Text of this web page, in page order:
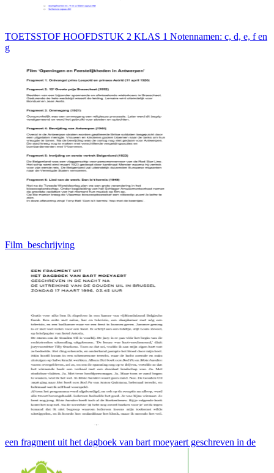
TOETSSTOF HOOFDSTUK 2 KLAS 1 Notennamen: c, d, e, f en
g
Film_beschrijving
een fragment uit het dagboek van bart moeyaert geschreven in de